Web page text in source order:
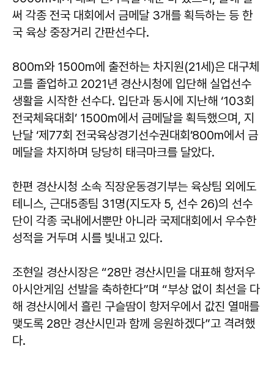
써 각종 전국 대회에서 금메달 3개를 획득하는 등 한
국 육상 중장거리 간판선수다.
800m와 1500m에 출전하는 차지원(21세)은 대구체
고를 졸업하고 2021년 경산시청에 입단해 실업선수
생활을 시작한 선수다. 입단과 동시에 지난해 ‘103회
전국체육대회’ 1500m에서 금메달을 획득했으며, 지
난달 ‘제77회 전국육상경기선수권대회’800m에서 금
메달을 차지하며 당당히 태극마크를 달았다.
한편 경산시청 소속 직장운동경기부는 육상팀 외에도
테니스, 근대5종팀 31명(지도자 5, 선수 26)의 선수
단이 각종 국내에서뿐만 아니라 국제대회에서 우수한
성적을 거두며 시를 빛내고 있다.
조현일 경산시장은 “28만 경산시민을 대표해 항저우
아시안게임 선발을 축하한다”며 “부상 없이 최선을 다
해 경산시에서 흘린 구슬땀이 항저우에서 값진 열매를
맺도록 28만 경산시민과 함께 응원하겠다”고 격려했
다.